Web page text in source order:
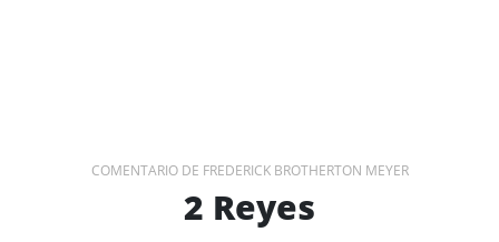
COMENTARIO DE FREDERICK BROTHERTON MEYER
2 Reyes